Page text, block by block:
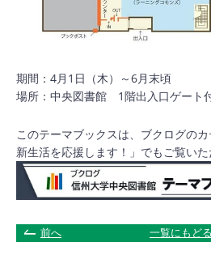
期間：4月1日（木）～6月末頃
場所：中央図書館 1階出入口ゲート
このテーマブックスは、ブクログの
新生活を応援します！」でもご覧いた
前へ 一覧にもどる